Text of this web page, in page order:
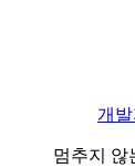
개
멈추지 않